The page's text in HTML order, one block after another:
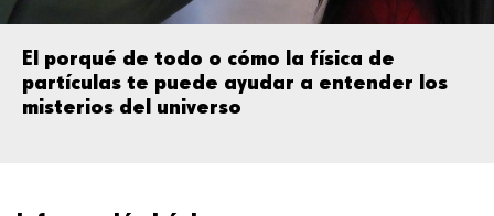
El porqué de todo o cómo la física de
partículas te puede ayudar a entender los
misterios del universo